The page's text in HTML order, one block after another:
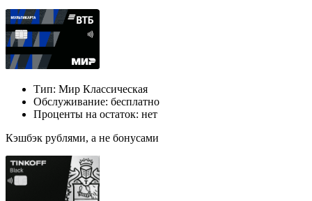
Тип: Мир Классическая
Обслуживание: бесплатно
Проценты на остаток: нет
Кэшбэк рублями, а не бонусами